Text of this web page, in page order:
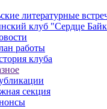
литературные
клуб "Сердце
работы
клуба
секция